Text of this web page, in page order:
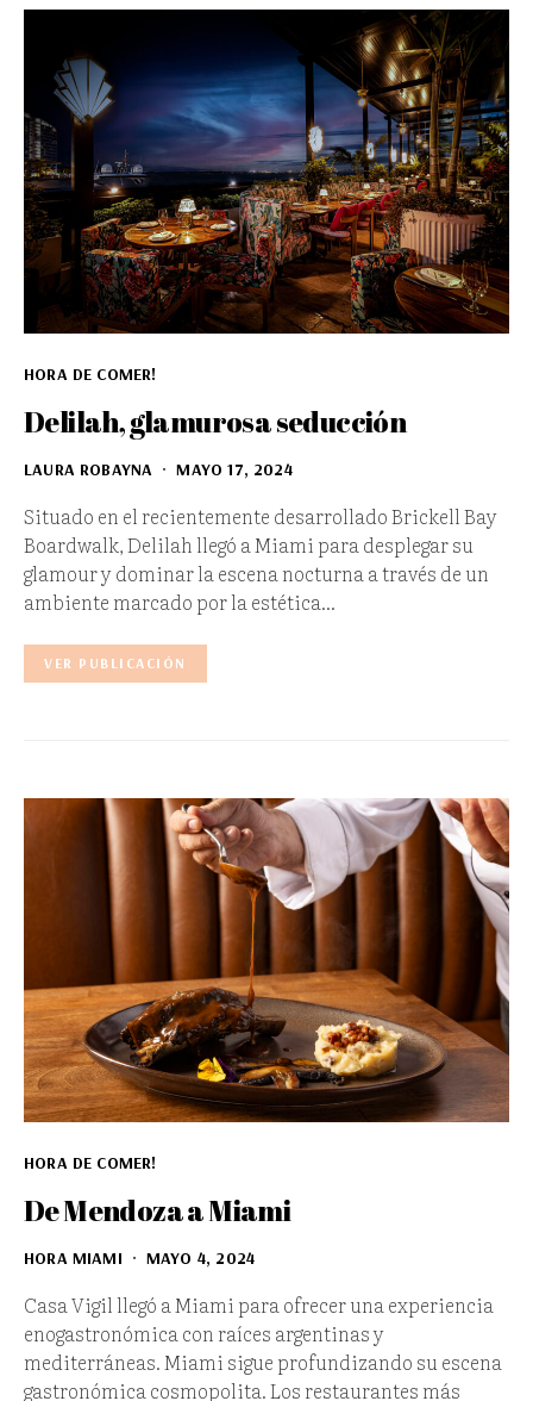
HORA DE COMER!
Delilah, glamurosa seducción
LAURA ROBAYNA MAYO 17, 2024
Situado en el recientemente desarrollado Brickell Bay
Boardwalk, Delilah llegó a Miami para desplegar su
glamour y dominar la escena nocturna a través de un
ambiente marcado por la estética…
VER PUBLICACIÓN
HORA DE COMER!
De Mendoza a Miami
HORA MIAMI MAYO 4, 2024
Casa Vigil llegó a Miami para ofrecer una experiencia
enogastronómica con raíces argentinas y
mediterráneas. Miami sigue profundizando su escena
gastronómica cosmopolita. Los restaurantes más